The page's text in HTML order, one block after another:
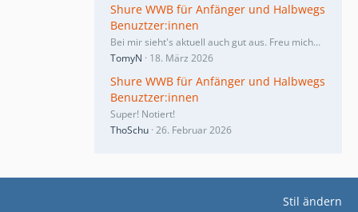
Shure WWB für Anfänger und Halbwegs
Benuztzer:innen
Bei mir sieht's aktuell auch gut aus. Freu mich…
TomyN
18. März 2026
Shure WWB für Anfänger und Halbwegs
Benuztzer:innen
Super! Notiert!
ThoSchu 26. Februar 2026
Stil ändern